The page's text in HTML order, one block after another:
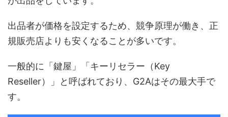
出品者が価格を設定するため、競争原理が働き、正
規販売店よりも安くなることが多いです。
一般的に「鍵屋」「キーリセラー（Key
Reseller）」と呼ばれており、G2Aはその最大手で
す。